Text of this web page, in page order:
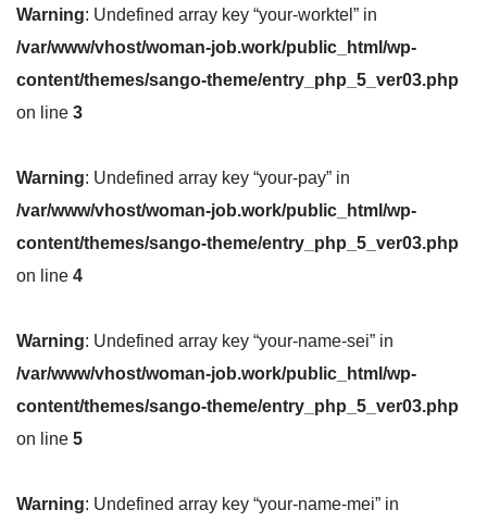
Warning: Undefined array key “your-worktel” in
/var/www/vhost/woman-job.work/public_html/wp-
content/themes/sango-theme/entry_php_5_ver03.php
on line 3
Warning: Undefined array key “your-pay” in
/var/www/vhost/woman-job.work/public_html/wp-
content/themes/sango-theme/entry_php_5_ver03.php
on line 4
Warning: Undefined array key “your-name-sei” in
/var/www/vhost/woman-job.work/public_html/wp-
content/themes/sango-theme/entry_php_5_ver03.php
on line 5
Warning: Undefined array key “your-name-mei” in